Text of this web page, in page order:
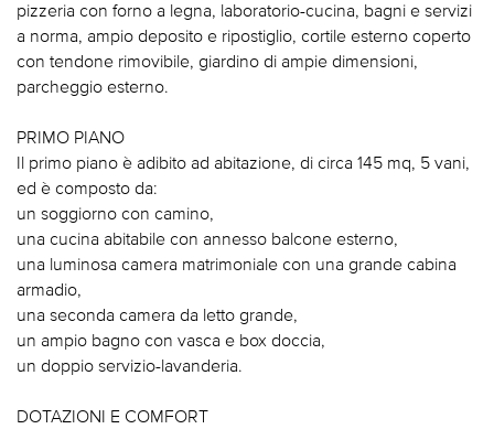
pizzeria con forno a legna, laboratorio-cucina, bagni e servizi
a norma, ampio deposito e ripostiglio, cortile esterno coperto
con tendone rimovibile, giardino di ampie dimensioni,
parcheggio esterno.
PRIMO PIANO
Il primo piano è adibito ad abitazione, di circa 145 mq, 5 vani,
ed è composto da:
un soggiorno con camino,
una cucina abitabile con annesso balcone esterno,
una luminosa camera matrimoniale con una grande cabina
armadio,
una seconda camera da letto grande,
un ampio bagno con vasca e box doccia,
un doppio servizio-lavanderia.
DOTAZIONI E COMFORT